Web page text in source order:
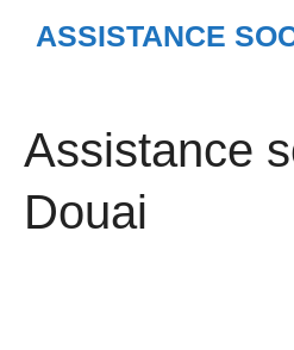
ASSISTANCE
Assistance
Douai